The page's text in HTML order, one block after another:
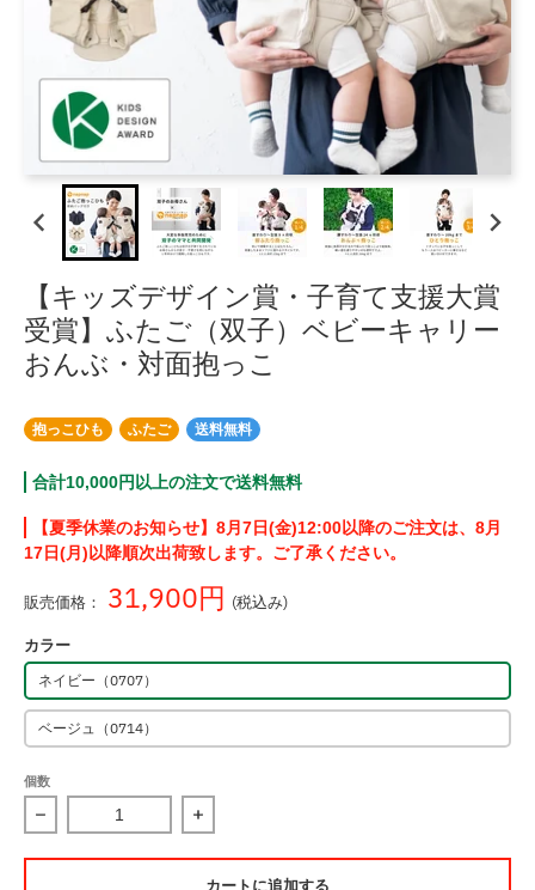
【キッズデザイン賞・子育て支援大賞
受賞】ふたご（双子）ベビーキャリー
おんぶ・対面抱っこ
抱っこひも ふたご 送料無料
合計10,000円以上の注文で送料無料
【夏季休業のお知らせ】8月7日(金)12:00以降のご注文は、8月
17日(月)以降順次出荷致します。ご了承ください。
31,900円
カラー
ネイビー（0707）
ベージュ（0714）
個数
【キッズデザイン賞・子育て支援大賞 受賞】ふたご（双子）ベビー
【キッズデザイン賞・子育て支援大賞 受賞】
カートに追加する